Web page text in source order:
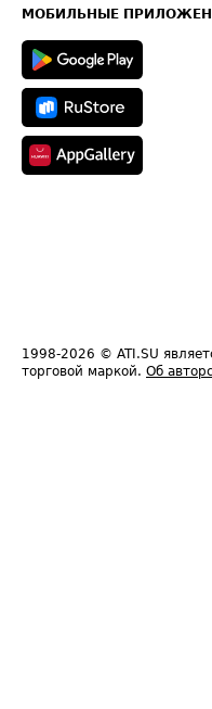
Техническая информация
МОБИЛЬНЫЕ
1998-2026 © ATI.SU
торговой маркой. Об